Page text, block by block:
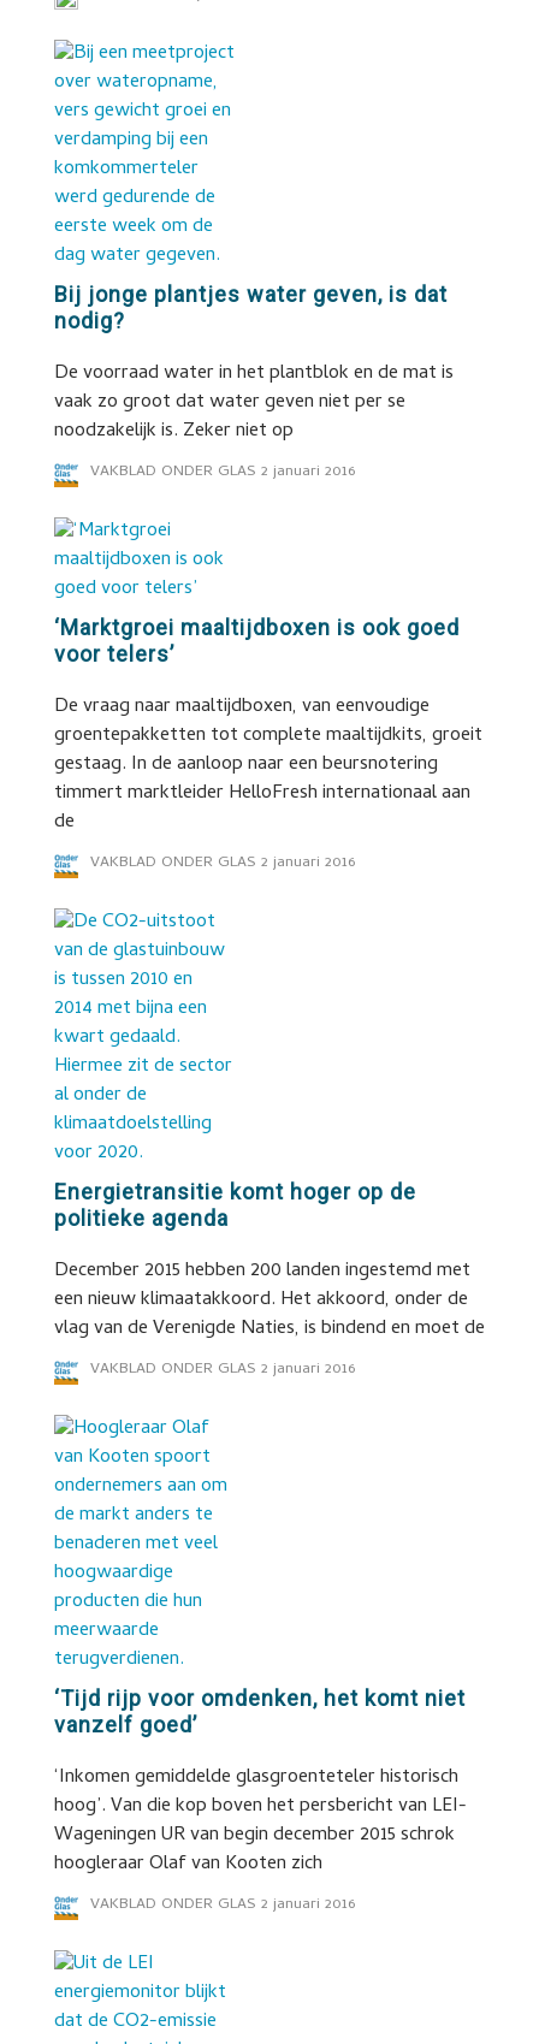
Bij jonge plantjes water geven, is dat
nodig?
De voorraad water in het plantblok en de mat is
vaak zo groot dat water geven niet per se
noodzakelijk is. Zeker niet op
VAKBLAD ONDER GLAS 2 januari 2016
‘Marktgroei maaltijdboxen is ook goed
voor telers’
De vraag naar maaltijdboxen, van eenvoudige
groentepakketten tot complete maaltijdkits, groeit
gestaag. In de aanloop naar een beursnotering
timmert marktleider HelloFresh internationaal aan
de
VAKBLAD ONDER GLAS 2 januari 2016
Energietransitie komt hoger op de
politieke agenda
December 2015 hebben 200 landen ingestemd met
een nieuw klimaatakkoord. Het akkoord, onder de
vlag van de Verenigde Naties, is bindend en moet de
VAKBLAD ONDER GLAS 2 januari 2016
‘Tijd rijp voor omdenken, het komt niet
vanzelf goed’
‘Inkomen gemiddelde glasgroenteteler historisch
hoog’. Van die kop boven het persbericht van LEI-
Wageningen UR van begin december 2015 schrok
hoogleraar Olaf van Kooten zich
VAKBLAD ONDER GLAS 2 januari 2016